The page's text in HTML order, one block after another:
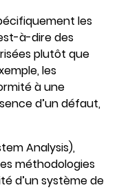
les
à-dire des
plutôt que
les
à une
d’un défaut,
Analysis),
méthodologies
d’un système de